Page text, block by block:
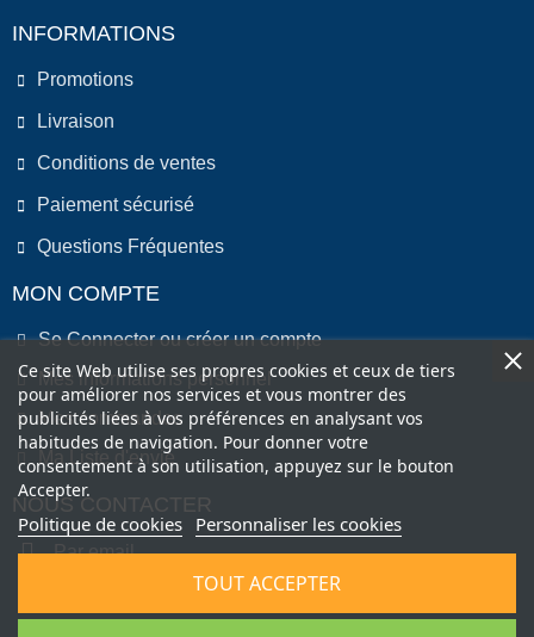
INFORMATIONS
Promotions
Livraison
Conditions de ventes
Paiement sécurisé
Questions Fréquentes
MON COMPTE
Se Connecter ou créer un compte
Mes informations personnel
Mes commandes
Ma Liste d'envie
NOUS CONTACTER
Par email
Ce site Web utilise ses propres cookies et ceux de tiers
pour améliorer nos services et vous montrer des
publicités liées à vos préférences en analysant vos
habitudes de navigation. Pour donner votre
consentement à son utilisation, appuyez sur le bouton
Accepter.
Politique de cookies Personnaliser les cookies
TOUT ACCEPTER